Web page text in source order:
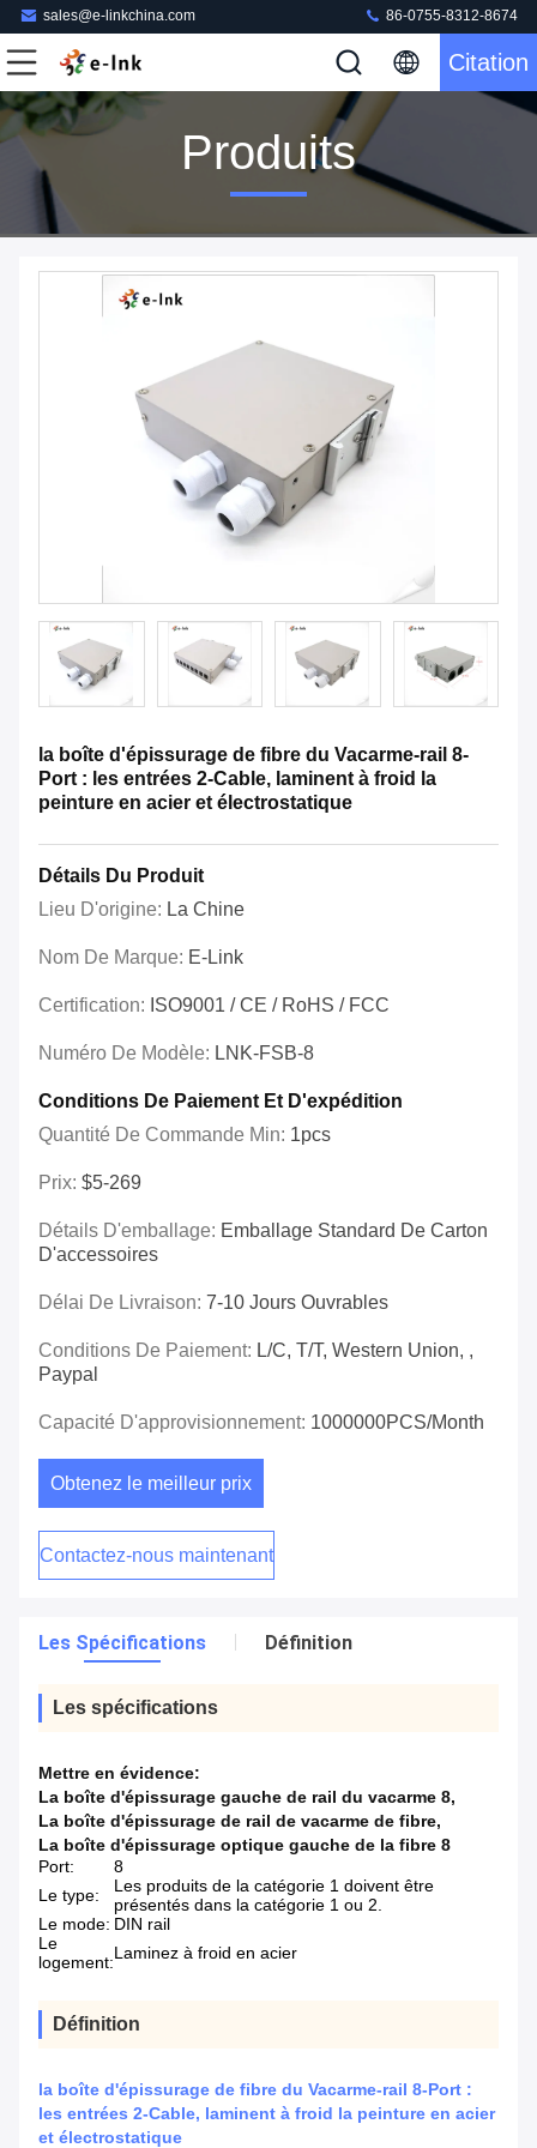
sales@e-linkchina.com 86-0755-8312-8674
Citation
Produits
la boîte d'épissurage de fibre du Vacarme-rail 8-
Port : les entrées 2-Cable, laminent à froid la
peinture en acier et électrostatique
Détails Du Produit
Lieu D'origine: La Chine
Nom De Marque: E-Link
Certification: ISO9001 / CE / RoHS / FCC
Numéro De Modèle: LNK-FSB-8
Conditions De Paiement Et D'expédition
Quantité De Commande Min: 1pcs
Prix: $5-269
Détails D'emballage: Emballage Standard De Carton
D'accessoires
Délai De Livraison: 7-10 Jours Ouvrables
Conditions De Paiement: L/C, T/T, Western Union, ,
Paypal
Capacité D'approvisionnement: 1000000PCS/Month
Obtenez le meilleur prix
Contactez-nous maintenant
Les Spécifications Définition
Les spécifications
Mettre en évidence:
La boîte d'épissurage gauche de rail du vacarme 8,
La boîte d'épissurage de rail de vacarme de fibre,
La boîte d'épissurage optique gauche de la fibre 8
Port:
8
Le type:
Les produits de la catégorie 1 doivent être
présentés dans la catégorie 1 ou 2.
Le mode: DIN rail
Le
logement:Laminez à froid en acier
Définition
la boîte d'épissurage de fibre du Vacarme-rail 8-Port :
les entrées 2-Cable, laminent à froid la peinture en acier
et électrostatique